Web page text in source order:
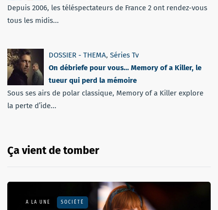
Depuis 2006, les téléspectateurs de France 2 ont rendez-vous
tous les midis...
DOSSIER - THEMA, Séries Tv
On débriefe pour vous… Memory of a Killer, le
tueur qui perd la mémoire
Sous ses airs de polar classique, Memory of a Killer explore
la perte d’ide...
Ça vient de tomber
A LA UNE SOCIÉTÉ